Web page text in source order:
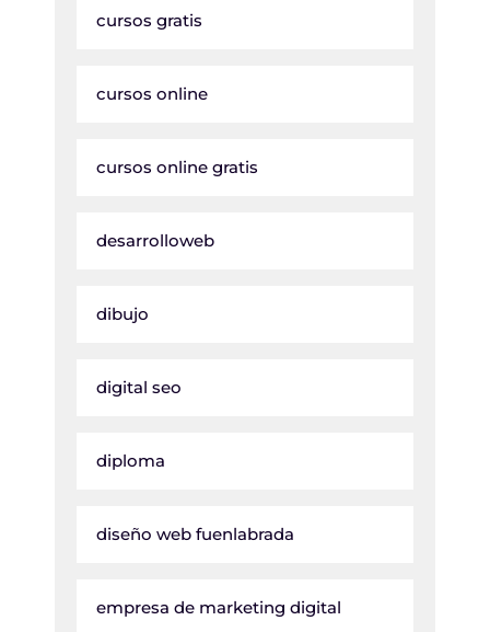
cursos gratis
cursos online
cursos online gratis
desarrolloweb
dibujo
digital seo
diploma
diseño web fuenlabrada
empresa de marketing digital